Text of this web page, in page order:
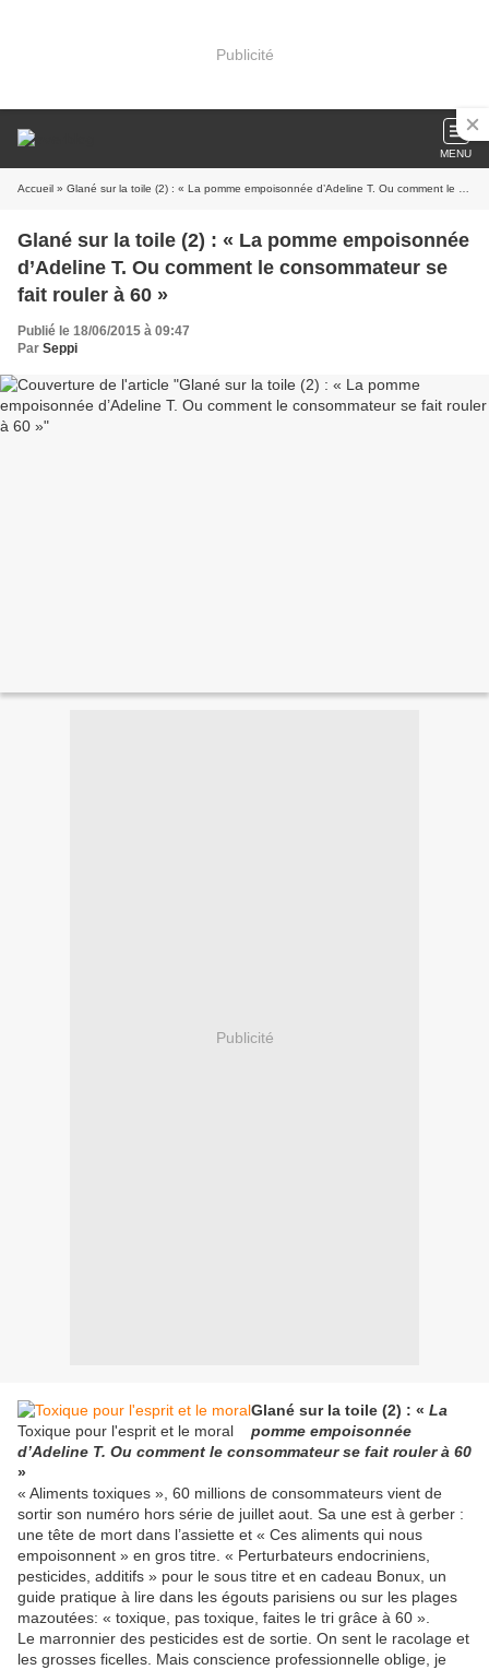
Publicité
MENU
Accueil » Glané sur la toile (2) : « La pomme empoisonnée d’Adeline T. Ou comment le consommateur se fait rouler à 60 »
Glané sur la toile (2) : « La pomme empoisonnée
d’Adeline T. Ou comment le consommateur se
fait rouler à 60 »
Publié le 18/06/2015 à 09:47
Par Seppi
Publicité
Toxique pour l'esprit et le moral
Glané sur la toile (2) : « La
pomme empoisonnée
d’Adeline T. Ou comment le consommateur se fait rouler à 60
»
« Aliments toxiques », 60 millions de consommateurs vient de
sortir son numéro hors série de juillet aout. Sa une est à gerber :
une tête de mort dans l’assiette et « Ces aliments qui nous
empoisonnent » en gros titre. « Perturbateurs endocriniens,
pesticides, additifs » pour le sous titre et en cadeau Bonux, un
guide pratique à lire dans les égouts parisiens ou sur les plages
mazoutées: « toxique, pas toxique, faites le tri grâce à 60 ».
Le marronnier des pesticides est de sortie. On sent le racolage et
les grosses ficelles. Mais conscience professionnelle oblige, je